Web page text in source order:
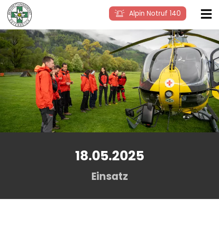
Alpin Notruf 140
18.05.2025
Einsatz